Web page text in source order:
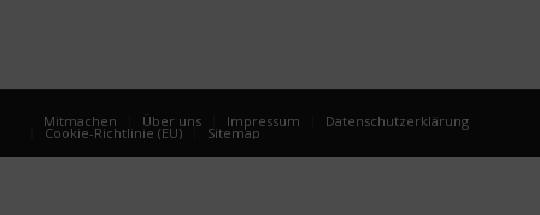
Mitmachen Über uns Impressum Datenschutzerklärung
Cookie-Richtlinie (EU) Sitemap